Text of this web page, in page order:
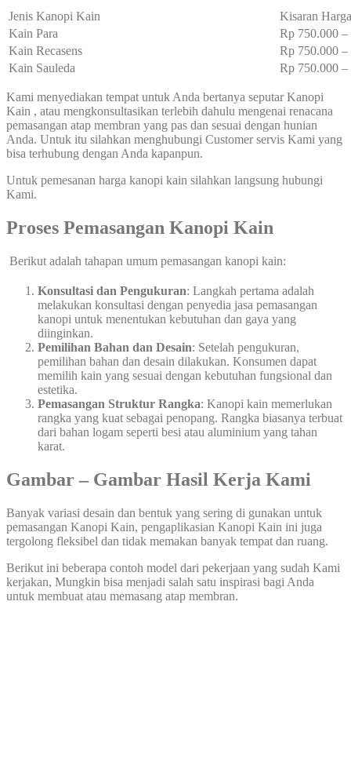
Jenis Kanopi Kain
Kisaran
Kain Para
Rp 750.000
Kain Recasens
Rp 750.000
Kain Sauleda
Rp 750.000
Kami menyediakan tempat untuk Anda bertanya seputar Kanopi
Kain , atau mengkonsultasikan terlebih dahulu mengenai renacana
pemasangan atap membran yang pas dan sesuai dengan hunian
Anda. Untuk itu silahkan menghubungi Customer servis Kami yang
bisa terhubung dengan Anda kapanpun.
Untuk pemesanan harga kanopi kain silahkan langsung hubungi
Kami.
Proses Pemasangan Kanopi Kain
Berikut adalah tahapan umum pemasangan kanopi kain:
Konsultasi dan Pengukuran: Langkah pertama adalah
melakukan konsultasi dengan penyedia jasa pemasangan
kanopi untuk menentukan kebutuhan dan gaya yang
diinginkan.
Pemilihan Bahan dan Desain: Setelah pengukuran,
pemilihan bahan dan desain dilakukan. Konsumen dapat
memilih kain yang sesuai dengan kebutuhan fungsional dan
estetika.
Pemasangan Struktur Rangka: Kanopi kain memerlukan
rangka yang kuat sebagai penopang. Rangka biasanya terbuat
dari bahan logam seperti besi atau aluminium yang tahan
karat.
Gambar – Gambar Hasil Kerja Kami
Banyak variasi desain dan bentuk yang sering di gunakan untuk
pemasangan Kanopi Kain, pengaplikasian Kanopi Kain ini juga
tergolong fleksibel dan tidak memakan banyak tempat dan ruang.
Berikut ini beberapa contoh model dari pekerjaan yang sudah Kami
kerjakan, Mungkin bisa menjadi salah satu inspirasi bagi Anda
untuk membuat atau memasang atap membran.